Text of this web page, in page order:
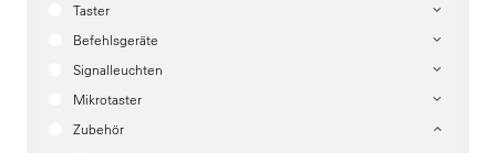
Taster
Befehlsgeräte
Signalleuchten
Mikrotaster
Zubehör